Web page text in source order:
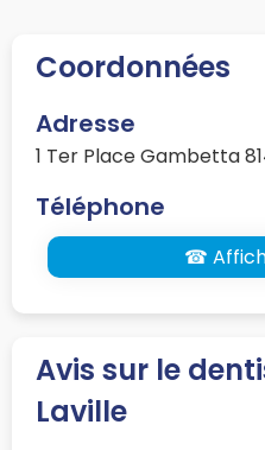
Coordonnées
Adresse
1 Ter Place Gambetta
Téléphone
☎
Avis sur le
Laville